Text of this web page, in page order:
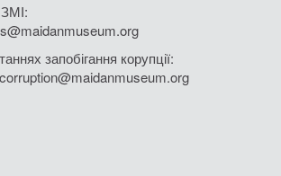
запобігання корупції: